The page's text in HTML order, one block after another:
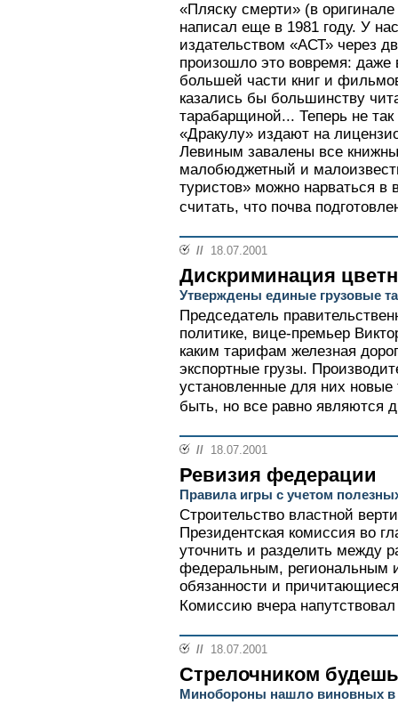
«Пляску смерти» (в
написал еще в 1981 году. У
издательством «АСТ» через
произошло это вовремя: даже
большей части книг и
казались бы большинству
тарабарщиной... Теперь не так
«Дракулу» издают на
Левиным завалены все
малобюджетный и
туристов» можно нарваться в
считать, что почва
// 18.07.2001
Дискриминация
Утверждены единые грузовые
Председатель
политике, вице-премьер
каким тарифам железная
экспортные грузы.
установленные для них
быть, но все равно являются
// 18.07.2001
Ревизия федерации
Правила игры с учетом
Строительство властной
Президентская комиссия во
уточнить и разделить между
федеральным, региональным
обязанности и
Комиссию вчера
// 18.07.2001
Стрелочником
Минобороны нашло виновных в